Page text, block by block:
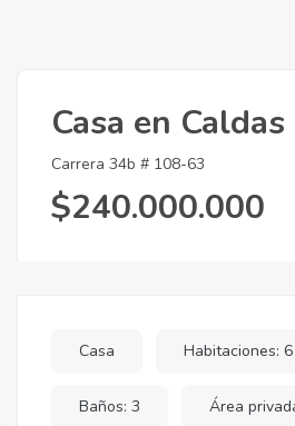
Casa en Caldas
Carrera 34b # 108-63
$240.000.000
Casa Habitaciones: 6
Baños: 3 Área